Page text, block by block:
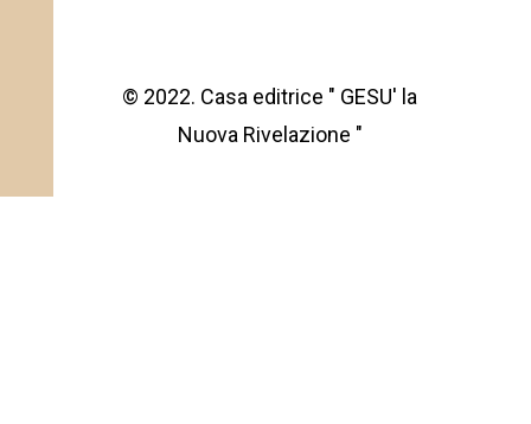
© 2022. Casa editrice " GESU' la
Nuova Rivelazione "